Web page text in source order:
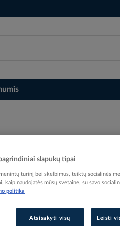
prekės kodas
slapukų tipai
turinį bei skelbimus, teiktų socialinės
kaip naudojatės mūsų svetaine, su savo
politika
Atsisakyti visų Leisti